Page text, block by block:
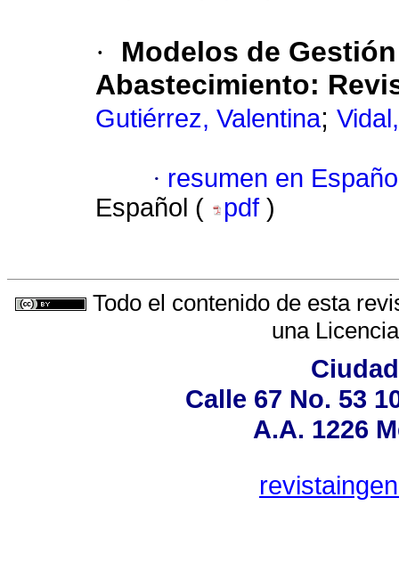
·
Modelos de
Abastecimiento:
Gutiérrez, Valentina;
· resumen en
Español (
pdf )
Todo el contenido de esta
una
Calle 67 No. 53
A.A. 1226